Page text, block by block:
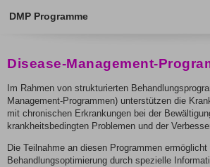
DMP Programme
Disease-Management-
Im Rahmen von strukturierten
Management-Programmen) unterstützen die
mit chronischen Erkrankungen bei der
krankheitsbedingten Problemen und der
Die Teilnahme an diesen Programmen ermöglicht
Behandlungsoptimierung durch spezielle